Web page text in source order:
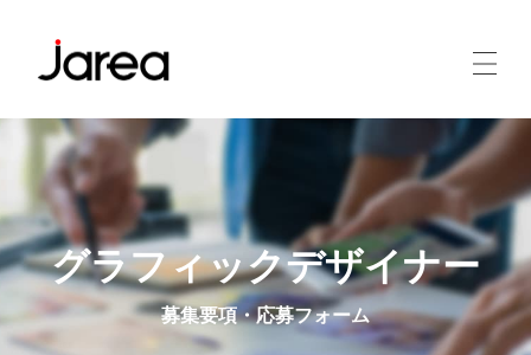
グラフィックデザイナー
募集要項・応募フォーム